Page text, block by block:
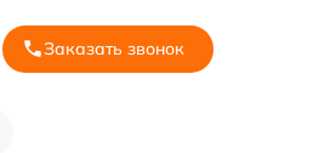
Заказать звонок